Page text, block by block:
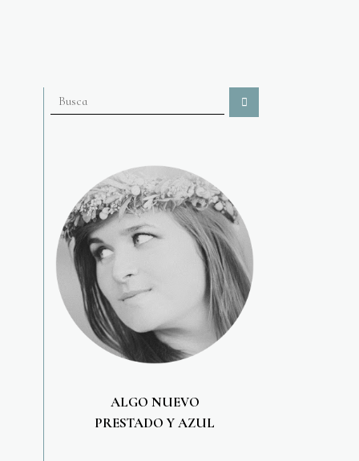
ALGO NUEVO
PRESTADO Y AZUL